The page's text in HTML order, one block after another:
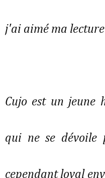
j'ai aimé ma lecture
Cujo est un jeune
qui ne se dévoile
cependant loyal